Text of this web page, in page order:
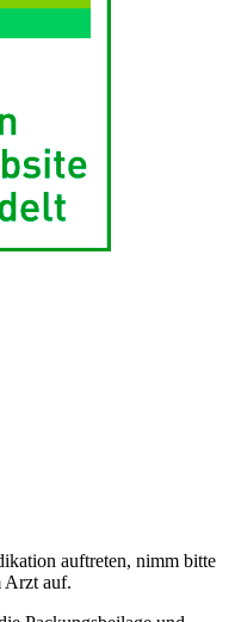
auftreten, nimm bitte
Arzt auf.